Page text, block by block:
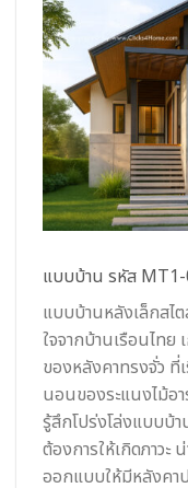
แบบบ้าน รหัส
แบบบ้านหลังเล็กสไ
ใจจากบ้านเรือนไท
ของหลังคาทรงจั่ว
นอนของระแนงไม้อ
รู้สึกโปร่งโล่งแบบบ้
ต้องการให้เกิดภาว
ออกแบบให้มีหลังคา